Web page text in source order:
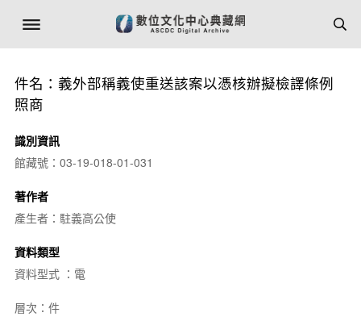
件名：義外部稱義使重送該案以憑核辦擬檢譯條例
照商
識別資訊
館藏號：03-19-018-01-031
著作者
產生者：駐義高公使
資料類型
資料型式 ：電
層次：件